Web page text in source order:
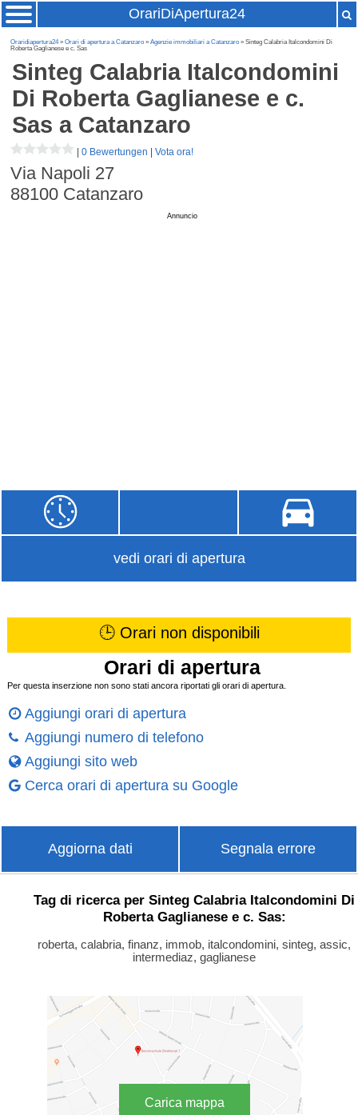
OrariDiApertura24
Oraridiapertura24»Orari di apertura a Catanzaro »Agenzie immobiliari a Catanzaro » Sinteg Calabria Italcondomini Di
Roberta Gaglianese e c. Sas
Sinteg Calabria Italcondomini
Di Roberta Gaglianese e c.
Sas a Catanzaro
|0 Bewertungen |Vota ora!
Via Napoli 27
88100 Catanzaro
Annuncio
vedi orari di apertura
🕒 Orari non disponibili
Orari di apertura
Per questa inserzione non sono stati ancora riportati gli orari di apertura.
Aggiungi orari di apertura
Aggiungi numero di telefono
Aggiungi sito web
Cerca orari di apertura su Google
Aggiorna dati Segnala errore
Tag di ricerca per Sinteg Calabria Italcondomini Di
Roberta Gaglianese e c. Sas:
roberta, calabria, finanz, immob, italcondomini, sinteg, assic,
intermediaz, gaglianese
Carica mappa